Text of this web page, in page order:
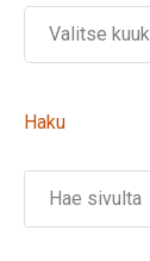
Haku